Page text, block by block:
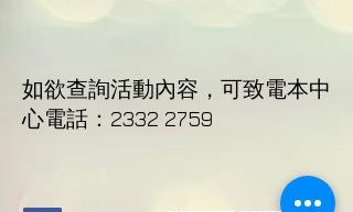
如欲查詢活動內容，可致電本中
心電話：2332 2759